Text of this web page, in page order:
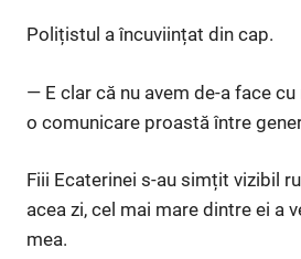
Polițistul a încuviințat din cap.
— E clar că nu avem de-a face
o comunicare proastă între
Fiii Ecaterinei s-au simțit vizibil
acea zi, cel mai mare dintre ei a
mea.